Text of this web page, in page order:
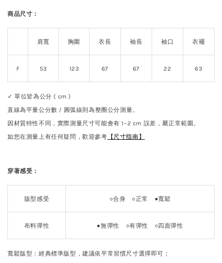
商品尺寸：
肩寬 胸圍 衣長 袖長 袖口 衣襬
F 53 123 67 67 22 63
✓ 單位皆為公分 ( cm )
直線為平量公分數 / 圓弧線則為整圈公分測量。
因材質特性不同，實際測量尺寸可能會有 1–2 cm 誤差，屬正常範圍。
如您在測量上有任何疑問，歡迎參考 【尺寸指南】
穿著感受：
版型感受 ○合身 ○正常 ●寬鬆
布料彈性 ●無彈性 ○有彈性 ○四面彈性
寬鬆版型：經典標準版型，建議依平常習慣尺寸選擇即可；